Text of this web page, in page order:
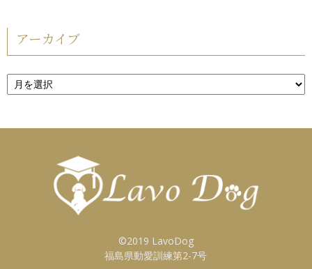
アーカイブ
ア
ー
ブ
©2019 LavoDog
福島県動愛訓練第2-7号